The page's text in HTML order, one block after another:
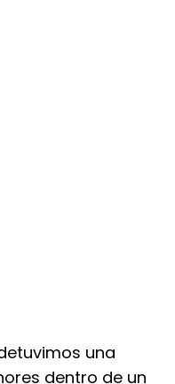
una
dentro de un